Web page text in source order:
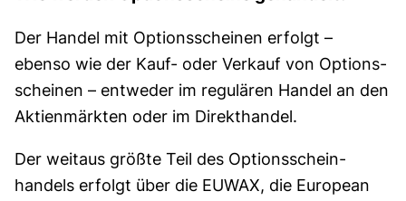
Der Handel mit Options­scheinen erfolgt –
ebenso wie der Kauf- oder Verkauf von Options­
scheinen – entweder im regulären Handel an den
Aktien­märkten oder im Direkt­handel.
Der weitaus größte Teil des Options­schein­
handels erfolgt über die EUWAX, die European